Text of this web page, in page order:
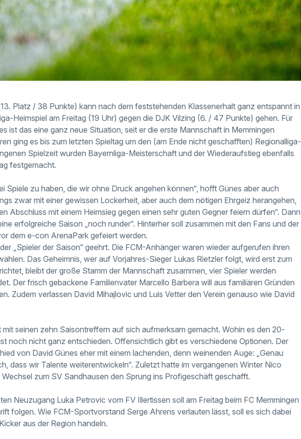
Platz / 38 Punkte) kann nach dem feststehenden Klassenerhalt ganz entspannt in
Heimspiel am Freitag (19 Uhr) gegen die DJK Vilzing (6. / 47 Punkte) gehen. Für
ist das eine ganz neue Situation, seit er die erste Mannschaft in Memmingen
ging es bis zum letzten Spieltag um den (am Ende nicht geschafften) Regionalliga-
Spielzeit wurden Bayernliga-Meisterschaft und der Wiederaufstieg ebenfalls
festgemacht.
Spiele zu haben, die wir ohne Druck angehen können“, hofft Günes aber auch
zwar mit einer gewissen Lockerheit, aber auch dem nötigen Ehrgeiz herangehen,
Abschluss mit einem Heimsieg gegen einen sehr guten Gegner feiern dürfen“. Dann
erfolgreiche Saison „noch runder“. Hinterher soll zusammen mit den Fans und der
dem e-con ArenaPark gefeiert werden.
„Spieler der Saison“ geehrt. Die FCM-Anhänger waren wieder aufgerufen ihren
Das Geheimnis, wer auf Vorjahres-Sieger Lukas Rietzler folgt, wird erst zum
bleibt der große Stamm der Mannschaft zusammen, vier Spieler werden
Der frisch gebackene Familienvater Marcello Barbera will aus familiären Gründen
Zudem verlassen David Mihajlovic und Luis Vetter den Verein genauso wie David
seinen zehn Saisontreffern auf sich aufmerksam gemacht. Wohin es den 20-
noch nicht ganz entschieden. Offensichtlich gibt es verschiedene Optionen. Der
von David Günes eher mit einem lachenden, denn weinenden Auge: „Genau
dass wir Talente weiterentwickeln“. Zuletzt hatte im vergangenen Winter Nico
Wechsel zum SV Sandhausen den Sprung ins Profigeschäft geschafft.
Neuzugang Luka Petrovic vom FV Illertissen soll am Freitag beim FC Memmingen
folgen. Wie FCM-Sportvorstand Serge Ahrens verlauten lässt, soll es sich dabei
aus der Region handeln.